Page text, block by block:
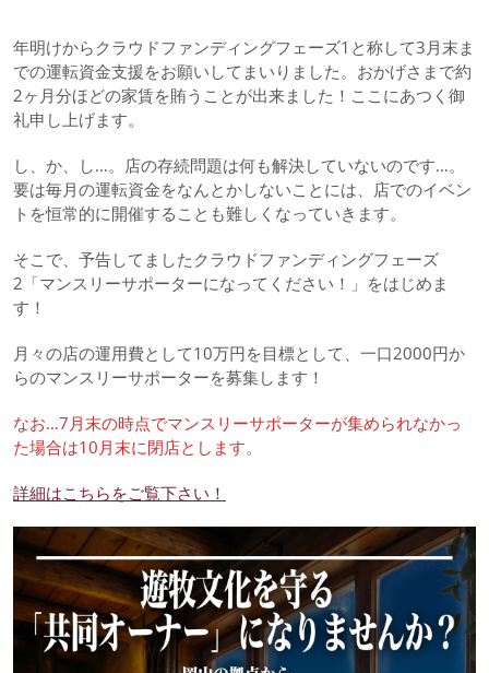
年明けからクラウドファンディングフェーズ1と称して3月末ま
での運転資金支援をお願いしてまいりました。おかげさまで約
2ヶ月分ほどの家賃を賄うことが出来ました！ここにあつく御
礼申し上げます。
し、か、し…。店の存続問題は何も解決していないのです…。
要は毎月の運転資金をなんとかしないことには、店でのイベン
トを恒常的に開催することも難しくなっていきます。
そこで、予告してましたクラウドファンディングフェーズ
2「マンスリーサポーターになってください！」をはじめま
す！
月々の店の運用費として10万円を目標として、一口2000円か
らのマンスリーサポーターを募集します！
なお…7月末の時点でマンスリーサポーターが集められなかっ
た場合は10月末に閉店とします。
詳細はこちらをご覧下さい！